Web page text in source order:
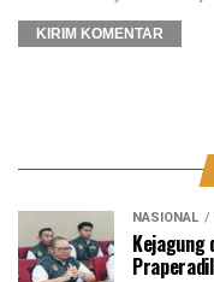
NASIONAL
Kejagung